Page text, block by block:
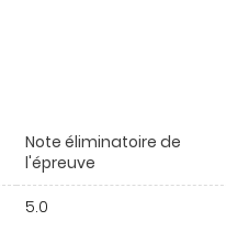
Note éliminatoire de
l'épreuve
5.0